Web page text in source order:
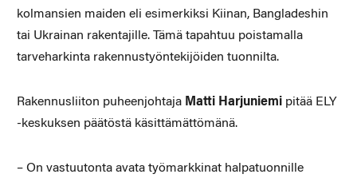
kolmansien maiden eli esimerkiksi Kiinan, Bangladeshin
tai Ukrainan rakentajille. Tämä tapahtuu poistamalla
tarveharkinta rakennustyöntekijöiden tuonnilta.
Rakennusliiton puheenjohtaja Matti Harjuniemipitää ELY
-keskuksen päätöstä käsittämättömänä.
– On vastuutonta avata työmarkkinat halpatuonnille